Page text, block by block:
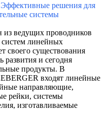
решения для
системы
из ведущих проводников
систем линейных
своего существования
и сегодня
продукты. В
входят линейные
направляющие,
рейки, системы
изготавливаемые